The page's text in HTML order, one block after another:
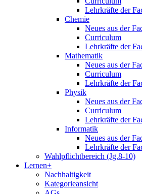
Lehrkräfte der
Chemie
Neues aus der
Curriculum
Lehrkräfte der
Mathematik
Neues aus der
Curriculum
Lehrkräfte der
Physik
Neues aus der
Curriculum
Lehrkräfte der
Informatik
Neues aus der
Lehrkräfte der
Wahlpflichtbereich (Jg.8-10)
Lernen+
Nachhaltigkeit
Kategorieansicht